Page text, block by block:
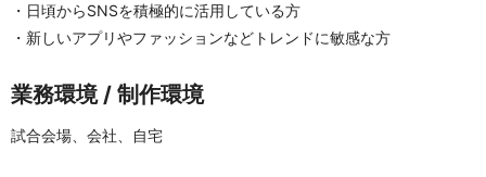
・日頃からSNSを積極的に活用している方
・新しいアプリやファッションなどトレンドに敏感な方
業務環境 / 制作環境
試合会場、会社、自宅